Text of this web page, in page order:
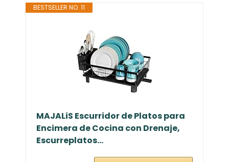
BESTSELLER NO. 11
MAJALiS Escurridor de Platos para
Encimera de Cocina con Drenaje,
Escurreplatos...